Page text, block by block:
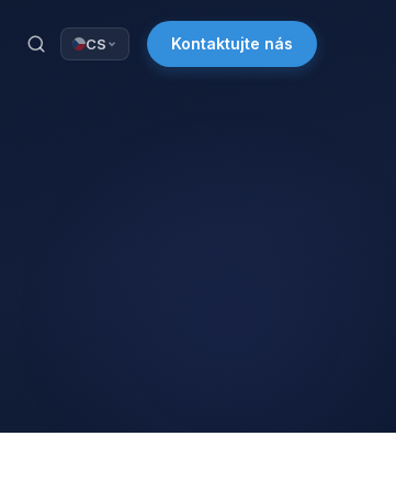
CS Kontaktujte nás